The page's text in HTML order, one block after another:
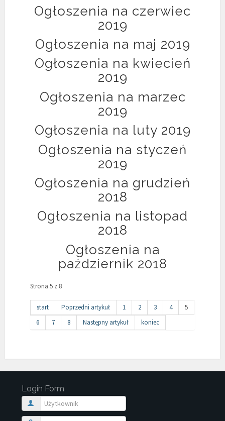
Ogłoszenia na czerwiec
2019
Ogłoszenia na maj 2019
Ogłoszenia na kwiecień
2019
Ogłoszenia na marzec
2019
Ogłoszenia na luty 2019
Ogłoszenia na styczeń
2019
Ogłoszenia na grudzień
2018
Ogłoszenia na listopad
2018
Ogłoszenia na
październik 2018
Strona 5 z 8
start Poprzedni artykuł 1 2 3 4
5
6
7 8 Następny artykuł koniec
Login Form
Użytkownik